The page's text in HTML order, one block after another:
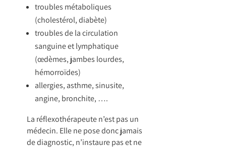
troubles métaboliques
(cholestérol, diabète)
troubles de la circulation
sanguine et lymphatique
(œdèmes, jambes lourdes,
hémorroïdes)
allergies, asthme, sinusite,
angine, bronchite, ….
La réflexothérapeute n’est pas un
médecin. Elle ne pose donc jamais
de diagnostic, n’instaure pas et ne